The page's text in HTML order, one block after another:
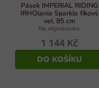
Pásek IMPERIAL RIDING
IRHOlania Sparkle fíkový
vel. 85 cm
Na objednávku
1 144 Kč
DO KOŠÍKU